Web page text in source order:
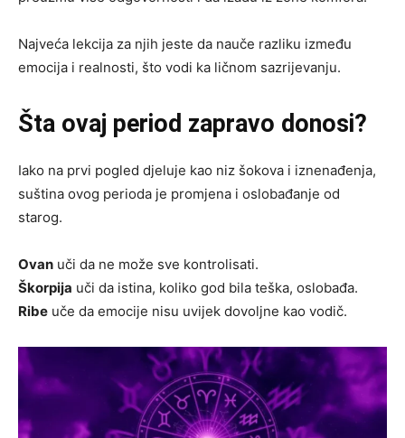
Najveća lekcija za njih jeste da nauče razliku između
emocija i realnosti, što vodi ka ličnom sazrijevanju.
Šta ovaj period zapravo donosi?
Iako na prvi pogled djeluje kao niz šokova i iznenađenja,
suština ovog perioda je promjena i oslobađanje od
starog.
Ovan uči da ne može sve kontrolisati.
Škorpija uči da istina, koliko god bila teška, oslobađa.
Ribe uče da emocije nisu uvijek dovoljne kao vodič.